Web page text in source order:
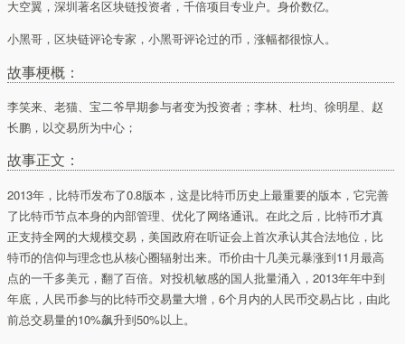
大空翼，深圳著名区块链投资者，千倍项目专业户。身价数亿。
小黑哥，区块链评论专家，小黑哥评论过的币，涨幅都很惊人。
故事梗概：
李笑来、老猫、宝二爷早期参与者变为投资者；李林、杜均、徐明星、赵
长鹏，以交易所为中心；
故事正文：
2013年，比特币发布了0.8版本，这是比特币历史上最重要的版本，它完善
了比特币节点本身的内部管理、优化了网络通讯。在此之后，比特币才真
正支持全网的大规模交易，美国政府在听证会上首次承认其合法地位，比
特币的信仰与理念也从核心圈辐射出来。币价由十几美元暴涨到11月最高
点的一千多美元，翻了百倍。对投机敏感的国人批量涌入，2013年年中到
年底，人民币参与的比特币交易量大增，6个月内的人民币交易占比，由此
前总交易量的10%飙升到50%以上。